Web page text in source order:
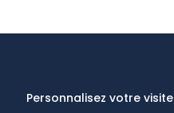
Personnalisez votre visite